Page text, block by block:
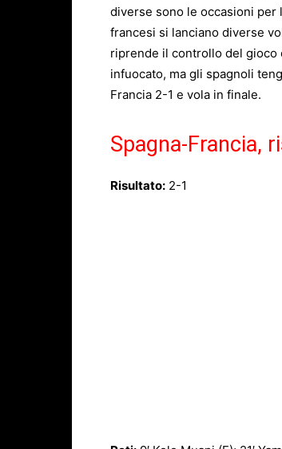
diverse sono le occasioni per
francesi si lanciano diverse
riprende il controllo del gioco
infuocato, ma gli spagnoli
Francia 2-1 e vola in finale.
Spagna-Francia,
Risultato: 2-1